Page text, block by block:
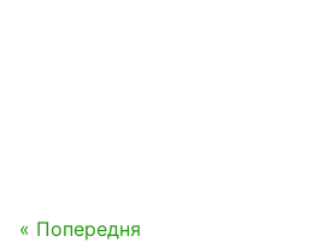
« Попередня